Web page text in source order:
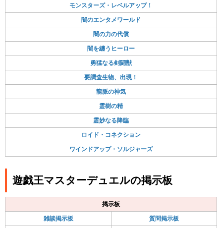
モンスターズ・レベルアップ！
闇のエンタメワールド
闇の力の代償
闇を纏うヒーロー
勇猛なる剣闘獣
要調査生物、出現！
龍脈の神気
霊樹の精
霊妙なる降臨
ロイド・コネクション
ワインドアップ・ソルジャーズ
遊戯王マスターデュエルの掲示板
掲示板
雑談掲示板
質問掲示板